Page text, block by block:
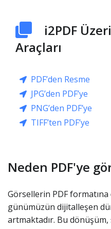
i2PDF
Araçları
PDF’den Resme
JPG’den PDF’ye
PNG’den PDF’ye
TIFF’ten PDF’ye
Neden PDF'ye
Görsellerin PDF
günümüzün dijitalleşen
artmaktadır. Bu